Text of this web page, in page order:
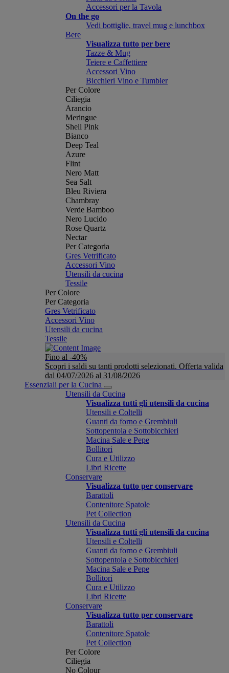
Accessori per la Tavola
On the go
Vedi bottiglie, travel mug e lunchbox
Bere
Visualizza tutto per bere
Tazze & Mug
Teiere e Caffettiere
Accessori Vino
Bicchieri Vino e Tumbler
Per Colore
Ciliegia
Arancio
Meringue
Shell Pink
Bianco
Deep Teal
Azure
Flint
Nero Matt
Sea Salt
Bleu Riviera
Chambray
Verde Bamboo
Nero Lucido
Rose Quartz
Nectar
Per Categoria
Gres Vetrificato
Accessori Vino
Utensili da cucina
Tessile
Per Colore
Per Categoria
Gres Vetrificato
Accessori Vino
Utensili da cucina
Tessile
Fino al -40%
Scopri i saldi su tanti prodotti selezionati. Offerta valida
dal 04/07/2026 al 31/08/2026
Essenziali per la Cucina
Utensili da Cucina
Visualizza tutti gli utensili da cucina
Utensili e Coltelli
Guanti da forno e Grembiuli
Sottopentola e Sottobicchieri
Macina Sale e Pepe
Bollitori
Cura e Utilizzo
Libri Ricette
Conservare
Visualizza tutto per conservare
Barattoli
Contenitore Spatole
Pet Collection
Utensili da Cucina
Visualizza tutti gli utensili da cucina
Utensili e Coltelli
Guanti da forno e Grembiuli
Sottopentola e Sottobicchieri
Macina Sale e Pepe
Bollitori
Cura e Utilizzo
Libri Ricette
Conservare
Visualizza tutto per conservare
Barattoli
Contenitore Spatole
Pet Collection
Per Colore
Ciliegia
No Colour